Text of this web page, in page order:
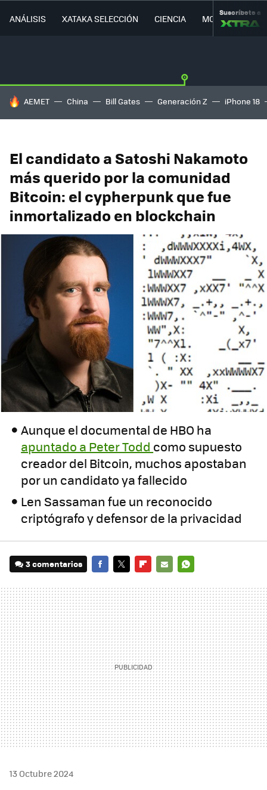
ANÁLISIS XATAKA SELECCIÓN CIENCIA MOVILIDAD
Suscríbete a
HOY SE HABLA DE
AEMET China Bill Gates Generación Z iPhone 18
El candidato a Satoshi Nakamoto
más querido por la comunidad
Bitcoin: el cypherpunk que fue
inmortalizado en blockchain
Aunque el documental de HBO ha
apuntado a Peter Todd como supuesto
creador del Bitcoin, muchos apostaban
por un candidato ya fallecido
Len Sassaman fue un reconocido
criptógrafo y defensor de la privacidad
3 comentarios
MAIL
13 Octubre 2024